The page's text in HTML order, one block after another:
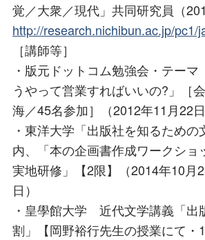
覚／大衆／現代」共同研究員（
http://research.nichibun.ac.jp/pc1/
［講師等］
・版元ドットコム勉強会・テー
うやって営業すればいいの?」［
海／45名参加］（2012年11月22日
・東洋大学「出版社を知るための
内、「本の企画書作成ワークショ
実地研修」【2限】（2014年10月
日）
・皇學館大学 近代文学講義「出
割」【岡野裕行先生の授業にて・